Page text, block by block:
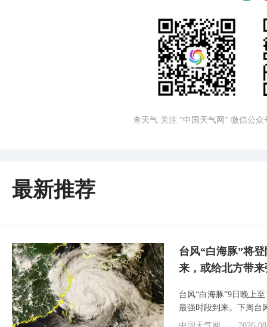
查天气 关注 “中国天气网” 微信公众
最新推荐
台风“白海豚”将
来，或给北方带
台风“白海豚”9日晚上
最强时段到来。下周台